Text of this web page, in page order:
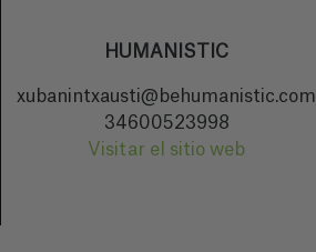
HUMANISTIC
xubanintxausti@behumanistic.com
34600523998
Visitar el sitio web